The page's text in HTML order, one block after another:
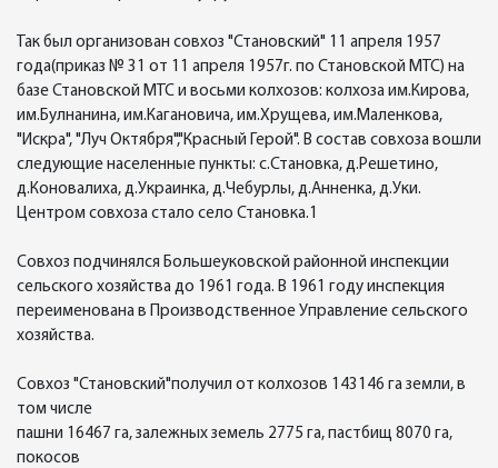
Так был организован совхоз "Становский" 11 апреля 1957
года(приказ № 31 от 11 апреля 1957г. по Становской МТС) на
базе Становской МТС и восьми колхозов: колхоза им.Кирова,
им.Булнанина, им.Кагановича, им.Хрущева, им.Маленкова,
"Искра", "Луч Октября","Красный Герой". В состав совхоза вошли
следующие населенные пункты: с.Становка, д.Решетино,
д.Коновалиха, д.Украинка, д.Чебурлы, д.Анненка, д.Уки.
Центром совхоза стало село Становка.1
Совхоз подчинялся Большеуковской районной инспекции
сельского хозяйства до 1961 года. В 1961 году инспекция
переименована в Производственное Управление сельского
хозяйства.
Совхоз "Становский"получил от колхозов 143146 га земли, в
том числе
пашни 16467 га, залежных земель 2775 га, пастбищ 8070 га,
покосов